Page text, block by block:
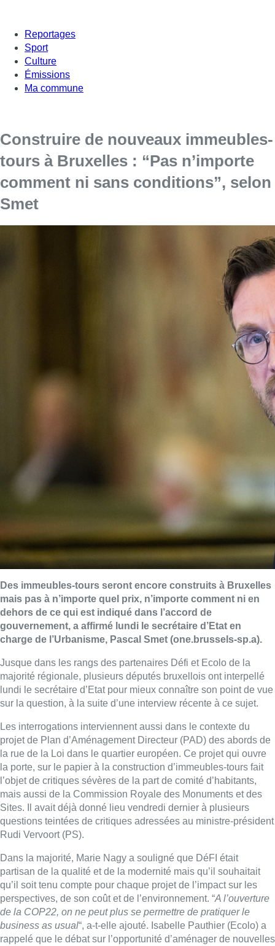
Reportages
Sport
Culture
Émissions
Ma commune
Construire de nouveaux immeubles-
tours à Bruxelles : “Pas n’importe
comment ni sans conditions”, selon
Smet
Des immeubles-tours seront encore construits à Bruxelles
mais pas à n’importe quel prix, n’importe comment ni en
dehors de ce qui est indiqué dans l’accord de
gouvernement, a affirmé lundi le secrétaire d’Etat en
charge de l’Urbanisme, Pascal Smet (one.brussels-sp.a).
Jusque dans les rangs des partenaires Défi et Ecolo de la
majorité régionale, plusieurs députés bruxellois ont interpellé
lundi le secrétaire d’Etat pour mieux connaître son point de vue
sur la question, à la suite d’une interview récente à ce sujet.
Les interrogations interviennent aussi dans le contexte du
projet de Plan d’Aménagement Directeur (PAD) des abords de
la rue de la Loi dans le quartier européen. Ce projet qui ouvre
la porte, sur le papier à la construction d’immeubles-tours fait
l’objet de critiques sévères de la part de comité d’habitants,
mais aussi de la Commission Royale des Monuments et des
Sites. Il avait déjà donné lieu vendredi dernier à plusieurs
questions teintées de critiques adressées au ministre-président
Rudi Vervoort (PS).
Dans la majorité, Marie Nagy a souligné que DéFI était
partisan de la qualité et de la modernité mais qu’il souhaitait
qu’il soit tenu compte pour chaque projet de l’impact sur les
perspectives, de son coût et de l’environnement. “A l’ouverture
de la COP22, on ne peut plus se permettre de pratiquer le
business as usual“, a-t-elle ajouté. Isabelle Pauthier (Ecolo) a
rappelé que le débat sur l’opportunité d’aménager de nouvelles